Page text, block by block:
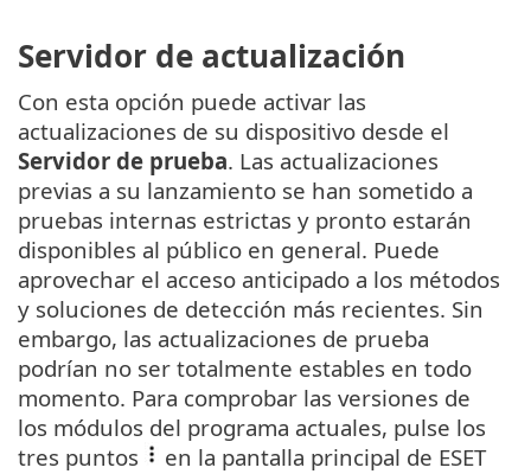
Servidor de actualización
Con esta opción puede activar las
actualizaciones de su dispositivo desde el
Servidor de prueba. Las actualizaciones
previas a su lanzamiento se han sometido a
pruebas internas estrictas y pronto estarán
disponibles al público en general. Puede
aprovechar el acceso anticipado a los métodos
y soluciones de detección más recientes. Sin
embargo, las actualizaciones de prueba
podrían no ser totalmente estables en todo
momento. Para comprobar las versiones de
los módulos del programa actuales, pulse los
tres puntos
en la pantalla principal de ESET